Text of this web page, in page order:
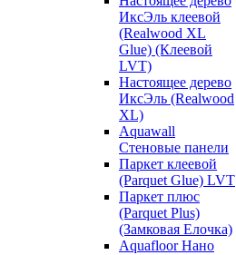
ИксЭль клеевой
(Realwood XL
Glue) (Клеевой
LVT)
Настоящее дерево
ИксЭль (Realwood
XL)
Aquawall
Стеновые панели
Паркет клеевой
(Parquet Glue) LVT
Паркет плюс
(Parquet Plus)
(Замковая Елочка)
Aquafloor Нано